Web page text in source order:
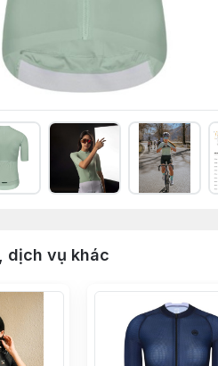
dịch vụ khác